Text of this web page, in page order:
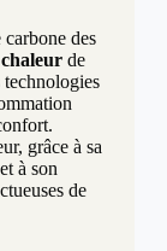
des
de
technologies
grâce à sa
à son
de